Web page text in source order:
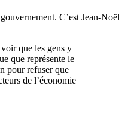
C’est Jean-Noël
que les gens y
que représente le
pour refuser que
de l’économie